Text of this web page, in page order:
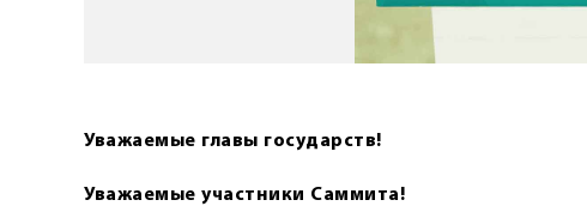
Уважаемые главы государств!
Уважаемые участники Саммита!